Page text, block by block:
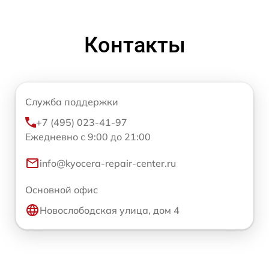
Контакты
Служба поддержки
+7 (495) 023-41-97
Ежедневно с 9:00 до 21:00
info@kyocera-repair-center.ru
Основной офис
Новослободская улица, дом 4